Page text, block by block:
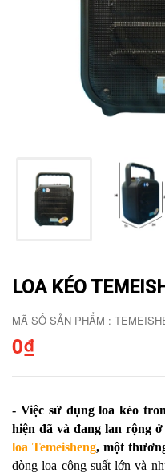
LOA KÉO
MÃ SỐ SẢN PHẨM :
0₫
- Việc sử dụng loa kéo
hiện đã và đang lan rộng
loa Temeisheng, một
dòng loa công suất lớn và